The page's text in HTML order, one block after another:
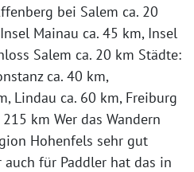
bei Salem ca. 20
Mainau ca. 45 km, Insel
Salem ca. 20 km Städte:
ca. 40 km,
Lindau ca. 60 km, Freiburg
km Wer das Wandern
Hohenfels sehr gut
für Paddler hat das in